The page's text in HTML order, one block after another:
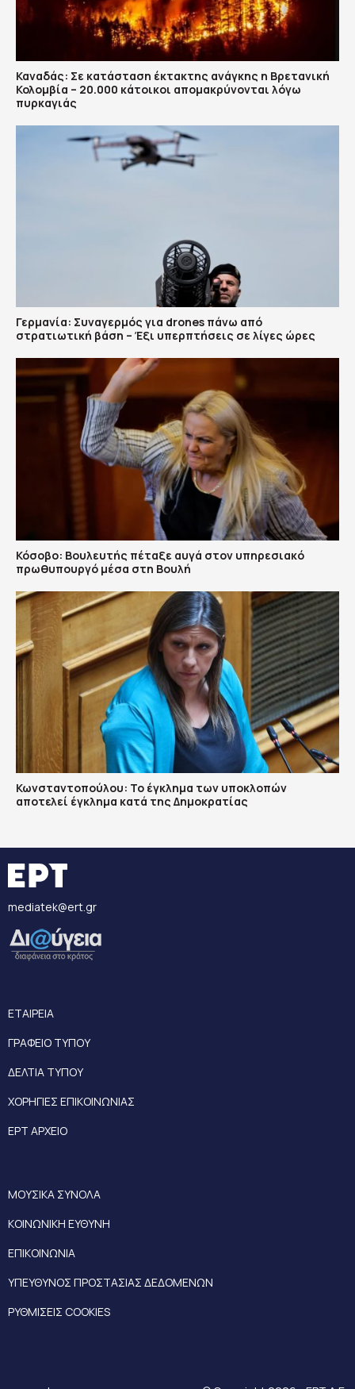
Καναδάς: Σε κατάσταση έκτακτης ανάγκης η Βρετανική
Κολομβία – 20.000 κάτοικοι απομακρύνονται λόγω
πυρκαγιάς
Γερμανία: Συναγερμός για drones πάνω από
στρατιωτική βάση – Έξι υπερπτήσεις σε λίγες ώρες
Κόσοβο: Βουλευτής πέταξε αυγά στον υπηρεσιακό
πρωθυπουργό μέσα στη Βουλή
Κωνσταντοπούλου: Το έγκλημα των υποκλοπών
αποτελεί έγκλημα κατά της Δημοκρατίας
mediatek@ert.gr
ΕΤΑΙΡΕΙΑ
ΓΡΑΦΕΙΟ ΤΥΠΟΥ
ΔΕΛΤΙΑ ΤΥΠΟΥ
ΧΟΡΗΓΙΕΣ ΕΠΙΚΟΙΝΩΝΙΑΣ
ΕΡΤ ΑΡΧΕΙΟ
ΜΟΥΣΙΚΑ ΣΥΝΟΛΑ
ΚΟΙΝΩΝΙΚΗ ΕΥΘΥΝΗ
ΕΠΙΚΟΙΝΩΝΙΑ
ΥΠΕΥΘΥΝΟΣ ΠΡΟΣΤΑΣΙΑΣ ΔΕΔΟΜΕΝΩΝ
ΡΥΘΜΙΣΕΙΣ COOKIES